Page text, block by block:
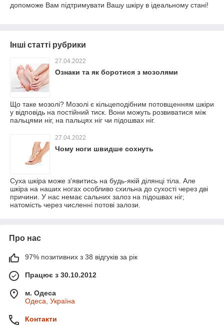
допоможе Вам підтримувати Вашу шкіру в ідеальному стані!
Інші статті рубрики
27.04.2022
Ознаки та як боротися з мозолями
Що таке мозолі? Мозолі є кільцеподібним потовщенням шкіри
у відповідь на постійний тиск. Вони можуть розвиватися між
пальцями ніг, на пальцях ніг чи підошвах ніг.
27.04.2022
Чому ноги швидше сохнуть
Суха шкіра може з'явитись на будь-якій ділянці тіла. Але
шкіра на наших ногах особливо схильна до сухості через дві
причини. У нас немає сальних залоз на підошвах ніг;
натомість через численні потові залози.
Про нас
97% позитивних з 38 відгуків за рік
Працює з 30.10.2012
м. Одеса
Одеса, Україна
Контакти